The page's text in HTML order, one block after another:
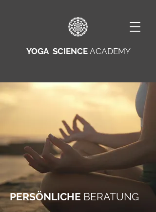
YOGA SCIENCE ACADEMY
PERSÖNLICHE BERATUNG